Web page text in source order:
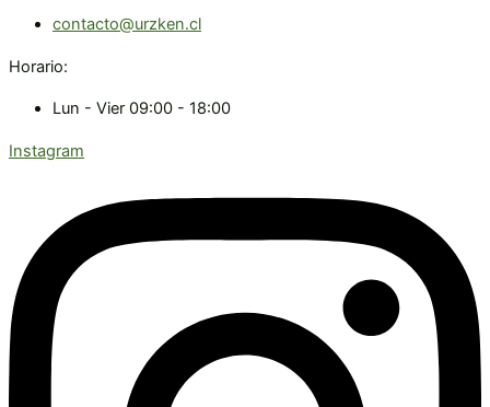
contacto@urzken.cl
Horario:
Lun - Vier 09:00 - 18:00
Instagram